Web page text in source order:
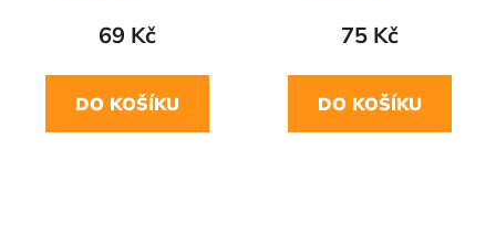
69 Kč
DO KOŠÍKU
75 Kč
DO KOŠÍKU